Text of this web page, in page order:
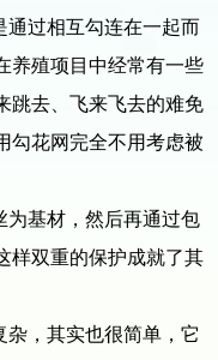
过相互勾连在一起而
养殖项目中经常有一些
跳去、飞来飞去的难免
勾花网完全不用考虑被
基材，然后再通过包
样双重的保护成就了其
，其实也很简单，它